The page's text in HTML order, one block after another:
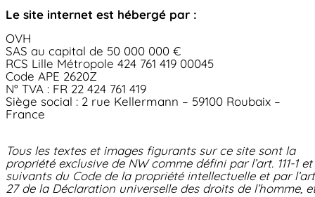
Suède
Italie
Japon
Allemagne
Pologne
Actualité
Groupe
Italie
Texas
Allemagne
Pologne
Groupe
Français
Contact
Le site internet est hébergé par :
OVH
SAS au capital de 50 000 000 €
RCS Lille Métropole 424 761 419 00045
Code APE 2620Z
N° TVA : FR 22 424 761 419
Siège social : 2 rue Kellermann – 59100 Roubaix –
France
Tous les textes et images figurants sur ce site sont la
propriété exclusive de NW comme défini par l’art. 111-1 et
suivants du Code de la propriété intellectuelle et par
27 de la Déclaration universelle des droits de l’homme,